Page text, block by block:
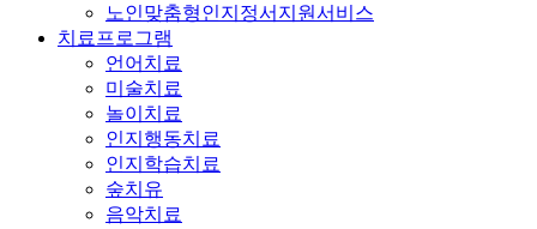
노인맞춤형인지정서지원서비스
치료프로그램
언어치료
미술치료
놀이치료
인지행동치료
인지학습치료
숲치유
음악치료